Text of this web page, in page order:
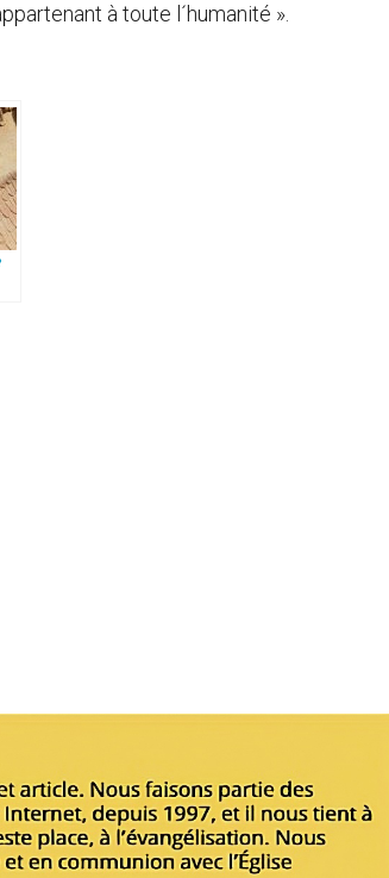
à toute l´humanité ».